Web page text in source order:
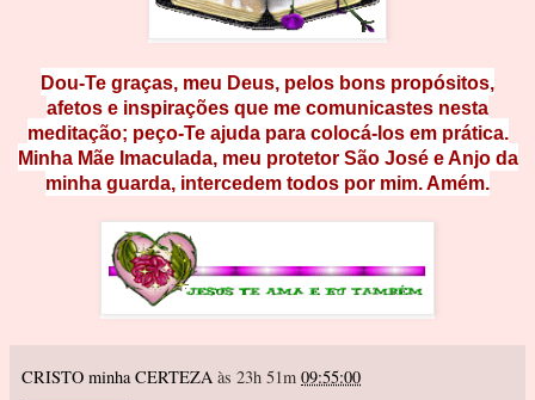
Dou-Te graças, meu Deus, pelos bons propósitos,
afetos e inspirações que me comunicastes nesta
meditação; peço-Te ajuda para colocá-los em prática.
Minha Mãe Imaculada, meu protetor São José e Anjo da
minha guarda, intercedem todos por mim. Amém.
CRISTO minha CERTEZA às 23h 51m 09:55:00